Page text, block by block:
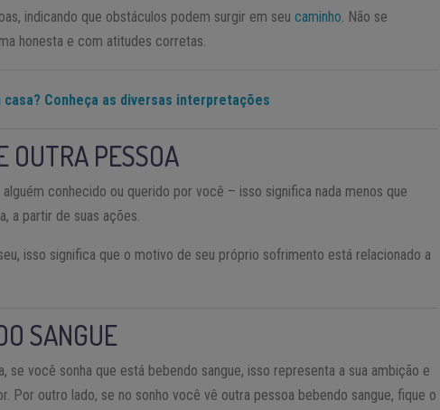
indicando que obstáculos podem surgir em seucaminho. Não se
honesta e com atitudes corretas.
Conheça as diversas interpretações
OUTRA PESSOA
conhecido ou querido por você – isso significa nada menos que
a partir de suas ações.
isso significa que o motivo de seu próprio sofrimento está relacionado a
SANGUE
você sonha que está bebendo sangue, isso representa a sua ambição e
Por outro lado, se no sonho você vê outra pessoa bebendo sangue, fique o